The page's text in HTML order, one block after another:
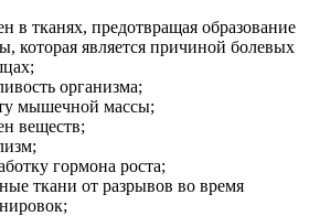
в тканях, предотвращая образование
которая является причиной болевых
организма;
мышечной массы;
веществ;
гормона роста;
ткани от разрывов во время